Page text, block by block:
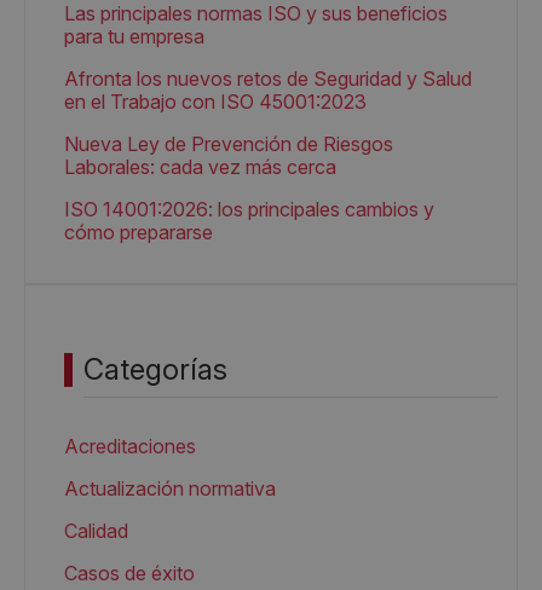
Las principales normas ISO y sus beneficios
para tu empresa
Afronta los nuevos retos de Seguridad y Salud
en el Trabajo con ISO 45001:2023
Nueva Ley de Prevención de Riesgos
Laborales: cada vez más cerca
ISO 14001:2026: los principales cambios y
cómo prepararse
Categorías
Acreditaciones
Actualización normativa
Calidad
Casos de éxito